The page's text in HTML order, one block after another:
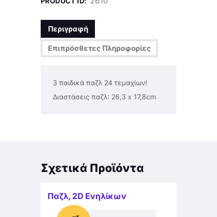
Περιγραφή
Επιπρόσθετες Πληροφορίες
3 παιδικά παζλ 24 τεμαχίων!
Διαστάσεις παζλ: 26,3 x 17,8cm
Σχετικά Προϊόντα
Παζλ, 2D Ενηλίκων